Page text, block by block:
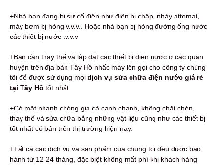
+Nhà bạn đang bị sự cố điện như điện bị chập, nhảy attomat,
máy bơm bị hỏng v.v.v.. Hoặc nhà bạn bị hỏng đường ống nước
các thiết bị nước .v.v.v
+Bạn cần thay thế và lắp đặt các thiết bị điện nước ở các quận
huyện trên địa bàn Tây Hồ nhấc máy lên gọi cho công ty chúng
tôi để được sử dụng mọi dịch vụ sửa chữa điện nước giá rẻ
tại Tây Hồ tốt nhất.
+Có mặt nhanh chóng giá cả cạnh chanh, không chặt chén,
thay thế và sửa chữa bằng những vật liệu cũng như các thiết bị
tốt nhất có bán trên thị trường hiện nay.
+Tất cả các dịch vụ và sản phẩm của chúng tôi đều được bảo
hành từ 12-24 tháng, đặc biệt không mất phí khi khách hàng